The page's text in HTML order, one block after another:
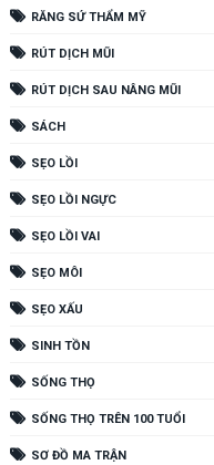
RĂNG SỨ THẨM MỸ
RÚT DỊCH MŨI
RÚT DỊCH SAU NÂNG MŨI
SÁCH
SẸO LỒI
SẸO LỒI NGỰC
SẸO LỒI VAI
SẸO MÔI
SẸO XẤU
SINH TỒN
SỐNG THỌ
SỐNG THỌ TRÊN 100 TUỔI
SƠ ĐỒ MA TRẬN